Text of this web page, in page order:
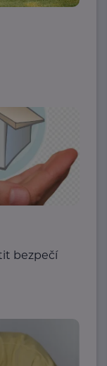
bezpečí